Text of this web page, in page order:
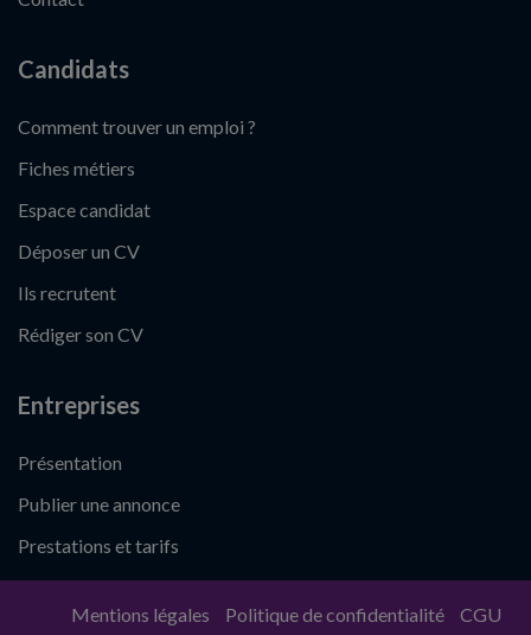
Candidats
Comment trouver un emploi ?
Fiches métiers
Espace candidat
Déposer un CV
Ils recrutent
Rédiger son CV
Entreprises
Présentation
Publier une annonce
Prestations et tarifs
Mentions légales Politique de confidentialité CGU